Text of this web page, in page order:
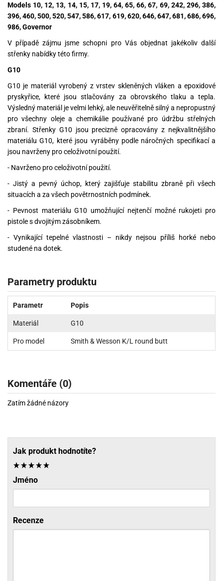
Models 10, 12, 13, 14, 15, 17, 19, 64, 65, 66, 67, 69, 242, 296, 386,
396, 460, 500, 520, 547, 586, 617, 619, 620, 646, 647, 681, 686, 696,
986, Governor
V případě zájmu jsme schopni pro Vás objednat jakékoliv další
střenky nabídky této firmy.
G10
G10 je materiál vyrobený z vrstev skleněných vláken a epoxidové
pryskyřice, které jsou stlačovány za obrovského tlaku a tepla.
Výsledný materiál je velmi lehký, ale neuvěřitelně silný a nepropustný
pro všechny oleje a chemikálie používané pro údržbu střelných
zbraní. Střenky G10 jsou precizně opracovány z nejkvalitnějšího
materiálu G10, které jsou vyráběny podle náročných specifikací a
jsou navrženy pro celoživotní použití.
- Navrženo pro celoživotní použití.
- Jistý a pevný úchop, který zajišťuje stabilitu zbraně při všech
situacích a za všech povětrnostních podmínek.
- Pevnost materiálu G10 umožňující nejtenčí možné rukojeti pro
pistole s dvojitým zásobníkem.
- Vynikající tepelné vlastnosti – nikdy nejsou příliš horké nebo
studené na dotek.
Parametry produktu
Parametr Popis
Materiál G10
Pro model Smith & Wesson K/L round butt
Komentáře (0)
Zatím žádné názory
Jak produkt hodnotíte?
Jméno
Recenze